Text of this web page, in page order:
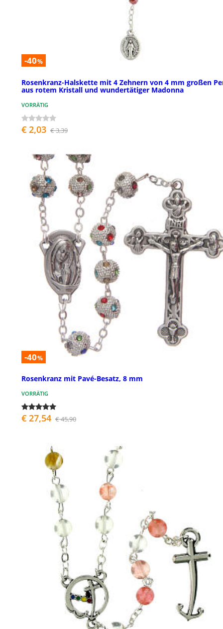
-40%
Rosenkranz-Halskette mit 4 Zehnern von 4 mm großen
aus rotem Kristall und wundertätiger Madonna
VORRÄTIG
€ 2,03 € 3,39
-40%
Rosenkranz mit Pavé-Besatz, 8 mm
VORRÄTIG
€ 27,54 € 45,90